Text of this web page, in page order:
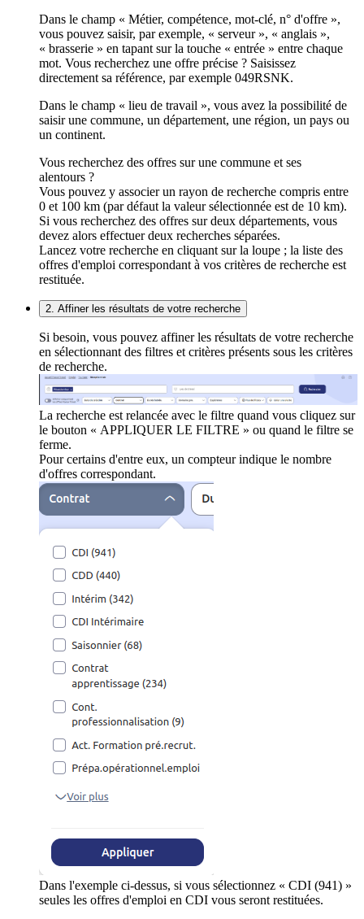
Dans le champ « Métier, compétence, mot-clé, n° d'offre »,
vous pouvez saisir, par exemple, « serveur », « anglais »,
« brasserie » en tapant sur la touche « entrée » entre chaque
mot. Vous recherchez une offre précise ? Saisissez
directement sa référence, par exemple 049RSNK.
Dans le champ « lieu de travail », vous avez la possibilité de
saisir une commune, un département, une région, un pays ou
un continent.
Vous recherchez des offres sur une commune et ses
alentours ?
Vous pouvez y associer un rayon de recherche compris entre
0 et 100 km (par défaut la valeur sélectionnée est de 10 km).
Si vous recherchez des offres sur deux départements, vous
devez alors effectuer deux recherches séparées.
Lancez votre recherche en cliquant sur la loupe ; la liste des
offres d'emploi correspondant à vos critères de recherche est
restituée.
2. Affiner les résultats de votre recherche
Si besoin, vous pouvez affiner les résultats de votre recherche
en sélectionnant des filtres et critères présents sous les critères
de recherche.
La recherche est relancée avec le filtre quand vous cliquez sur
le bouton « APPLIQUER LE FILTRE » ou quand le filtre se
ferme.
Pour certains d'entre eux, un compteur indique le nombre
d'offres correspondant.
Dans l'exemple ci-dessus, si vous sélectionnez « CDI (941) »
seules les offres d'emploi en CDI vous seront restituées.